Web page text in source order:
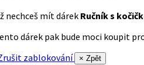
nechceš mít dárek Ručník s
dárek pak bude moci koupit
zablokování
× Zpět